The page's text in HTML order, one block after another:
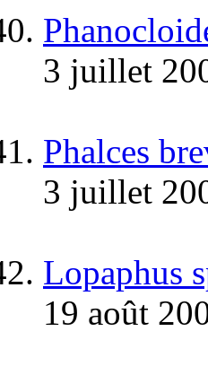
3 juillet
Phalces
3 juillet
Lopaphus
19 août